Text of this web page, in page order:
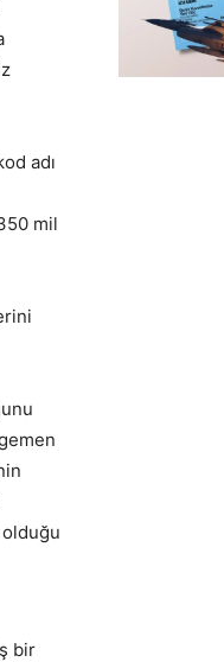
adı
mil
olduğu
bir